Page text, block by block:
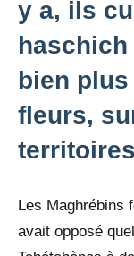
y a, ils
bien
fleurs,
Les Maghrébins
avait opposé